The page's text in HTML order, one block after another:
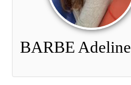
BARBE Adeline